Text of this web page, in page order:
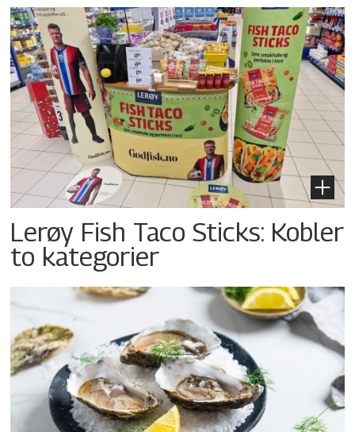
Lerøy Fish Taco Sticks: Kobler
to kategorier